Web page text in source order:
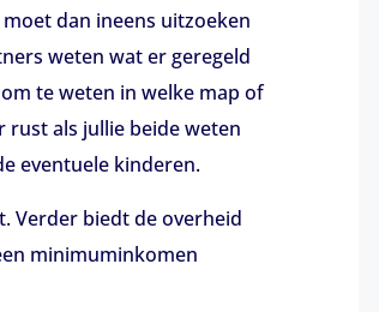
dan ineens uitzoeken
weten wat er geregeld
te weten in welke map of
rust als jullie beide weten
eventuele kinderen.
Verder biedt de overheid
minimuminkomen